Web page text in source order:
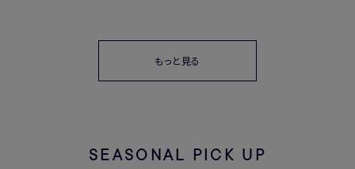
もっと見る
SEASONAL PICK UP